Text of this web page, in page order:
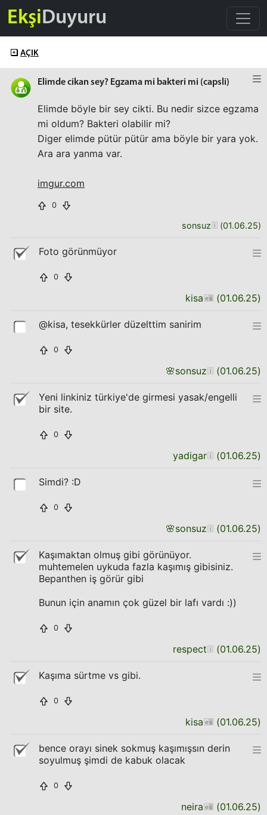
EkşiDuyuru
AÇIK
Elimde cikan sey? Egzama mi bakteri mi (capsli)
Elimde böyle bir sey cikti. Bu nedir sizce egzama
mi oldum? Bakteri olabilir mi?
Diger elimde pütür pütür ama böyle bir yara yok.
Ara ara yanma var.
imgur.com
0
sonsuz (01.06.25)
Foto görünmüyor
0
kisa (01.06.25)
@kisa, tesekkürler düzelttim sanirim
0
🌸sonsuz (01.06.25)
Yeni linkiniz türkiye'de girmesi yasak/engelli
bir site.
0
yadigar (01.06.25)
Simdi? :D
0
🌸sonsuz (01.06.25)
Kaşımaktan olmuş gibi görünüyor.
muhtemelen uykuda fazla kaşımış gibisiniz.
Bepanthen iş görür gibi
Bunun için anamın çok güzel bir lafı vardı :))
0
respect (01.06.25)
Kaşıma sürtme vs gibi.
0
kisa (01.06.25)
bence orayı sinek sokmuş kaşımışsın derin
soyulmuş şimdi de kabuk olacak
0
neira (01.06.25)